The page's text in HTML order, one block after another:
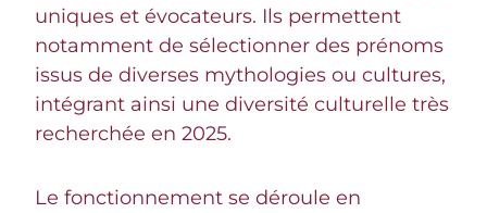
uniques et évocateurs. Ils permettent
notamment de sélectionner des prénoms
issus de diverses mythologies ou cultures,
intégrant ainsi une diversité culturelle très
recherchée en 2025.
Le fonctionnement se déroule en